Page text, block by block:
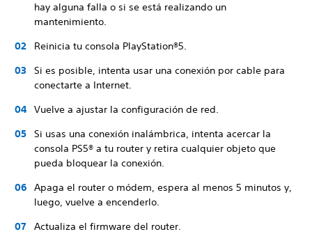
hay alguna falla o si se está realizando un
mantenimiento.
Reinicia tu consola PlayStation®5.
Si es posible, intenta usar una conexión por cable para
conectarte a Internet.
Vuelve a ajustar la configuración de red.
Si usas una conexión inalámbrica, intenta acercar la
consola PS5® a tu router y retira cualquier objeto que
pueda bloquear la conexión.
Apaga el router o módem, espera al menos 5 minutos y,
luego, vuelve a encenderlo.
Actualiza el firmware del router.